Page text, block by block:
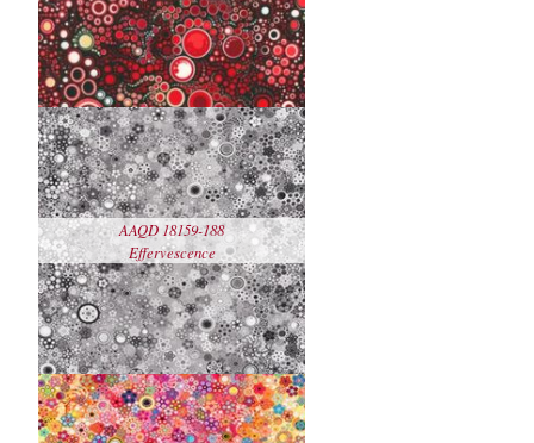
sehen
echo
$this-
>generateAttribute('sku');
AAQD 18159-188
Effervescence
Details
sehen
echo
$this-
>generateAttribute('sku');